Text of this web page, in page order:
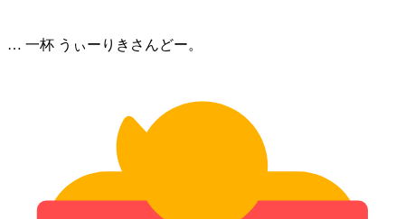
… 一杯 うぃーりきさん⁠どー。